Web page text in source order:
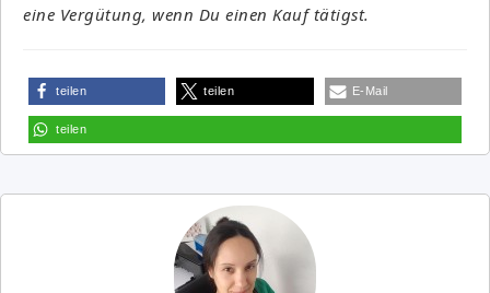
eine Vergütung, wenn Du einen Kauf tätigst.
teilen teilen E-Mail
teilen